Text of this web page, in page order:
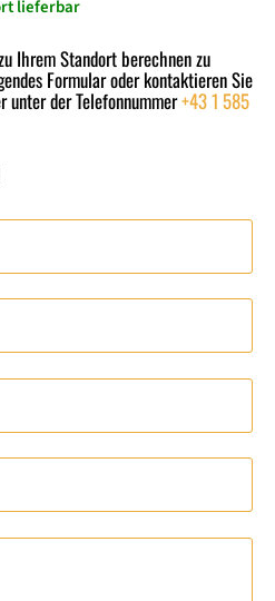
lieferbar
Ihrem Standort berechnen zu
Formular oder kontaktieren Sie
unter der Telefonnummer+43 1 585